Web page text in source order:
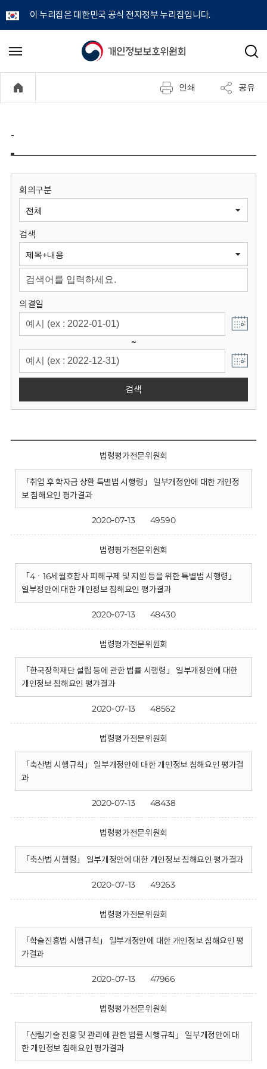
이 누리집은 대한민국 공식 전자정부 누리집입니다.
개
정
보
원
회
메
기
검
인쇄 공유
-
회의구분
검색
의결일
~
검색
법령평가전문위원회
「취업 후 학자금 상환 특별법 시행령」 일부개정안에 대한 개인정
보 침해요인 평가결과
2020-07-13 49590
법령평가전문위원회
「4ㆍ16세월호참사 피해구제 및 지원 등을 위한 특별법 시행령」
일부정안에 대한 개인정보 침해요인 평가결과
2020-07-13 48430
법령평가전문위원회
「한국장학재단 설립 등에 관한 법률 시행령」 일부개정안에 대한
개인정보 침해요인 평갸결과
2020-07-13 48562
법령평가전문위원회
「축산법 시행규칙」 일부개정안에 대한 개인정보 침해요인 평가결
과
2020-07-13 48438
법령평가전문위원회
「축산법 시행령」 일부개정안에 대한 개인정보 침해요인 평가결과
2020-07-13 49263
법령평가전문위원회
「학술진흥법 시행규칙」 일부개정안에 대한 개인정보 침해요인 평
가결과
2020-07-13 47966
법령평가전문위원회
「산림기술 진흥 및 관리에 관한 법률 시행규칙」 일부개정안에 대
한 개인정보 침해요인 평가결과